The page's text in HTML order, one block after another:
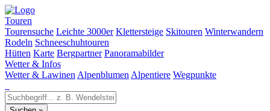
Touren
Tourensuche Leichte 3000er Klettersteige Skitouren Winterwandern
Rodeln Schneeschuhtouren
Hütten Karte Bergpartner Panoramabilder
Wetter & Infos
Wetter & Lawinen Alpenblumen Alpentiere Wegpunkte